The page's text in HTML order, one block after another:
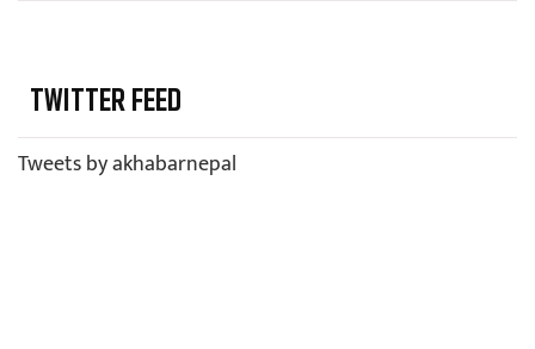
TWITTER FEED
Tweets by akhabarnepal